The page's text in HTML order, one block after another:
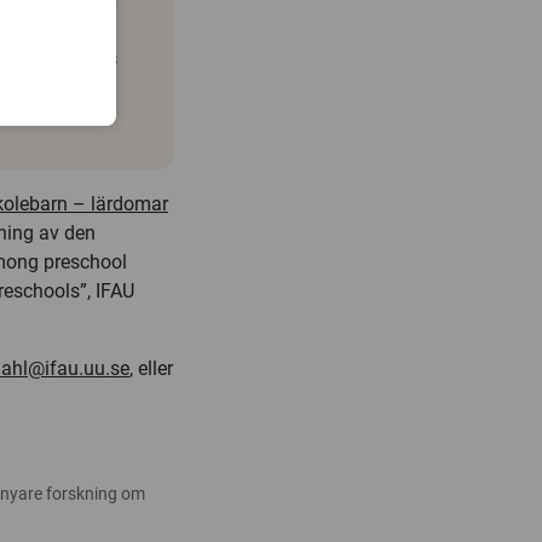
har samlats
– lärdomar
av den
preschool
IFAU
, eller
forskning om